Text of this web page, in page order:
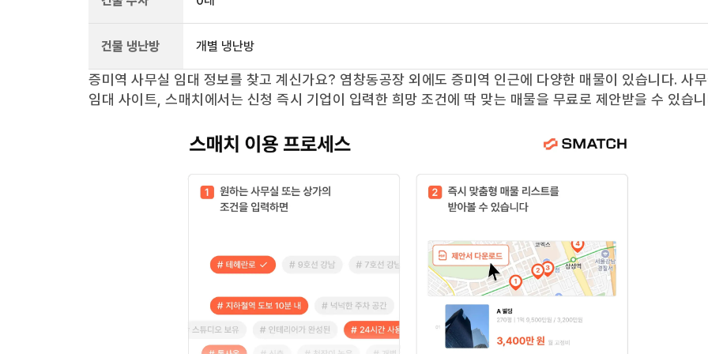
건물 냉난방 개별 냉난방
증미역 사무실 임대 정보를 찾고 계신가요? 염창동공장 외에도 증미역 인근에 다양한 매물이 있습니다. 사
임대 사이트, 스매치에서는 신청 즉시 기업이 입력한 희망 조건에 딱 맞는 매물을 무료로 제안받을 수 있습